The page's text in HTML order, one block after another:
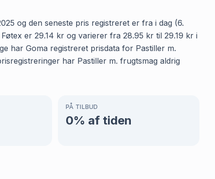
og den seneste pris registreret er fra i dag (6.
er 29.14 kr og varierer fra 28.95 kr til 29.19 kr i
har Goma registreret prisdata for Pastiller m.
har Pastiller m. frugtsmag aldrig
PÅ TILBUD
0% af tiden